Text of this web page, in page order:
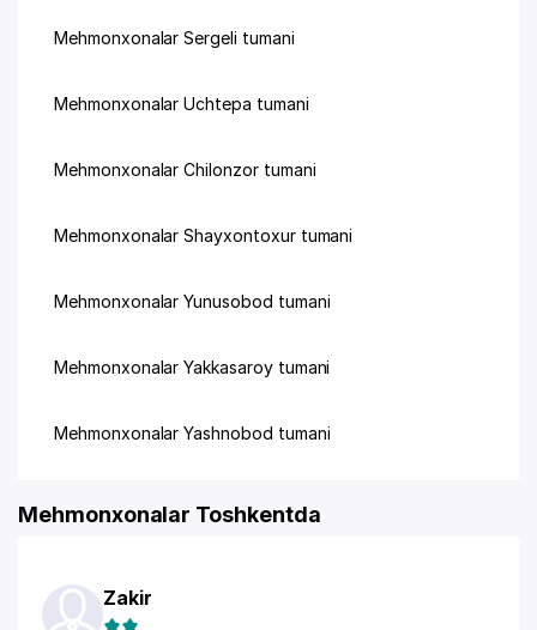
Mehmonxonalar Sergeli tumani
Mehmonxonalar Uchtepa tumani
Mehmonxonalar Chilonzor tumani
Mehmonxonalar Shayxontoxur tumani
Mehmonxonalar Yunusobod tumani
Mehmonxonalar Yakkasaroy tumani
Mehmonxonalar Yashnobod tumani
Mehmonxonalar Toshkentda
Zakir